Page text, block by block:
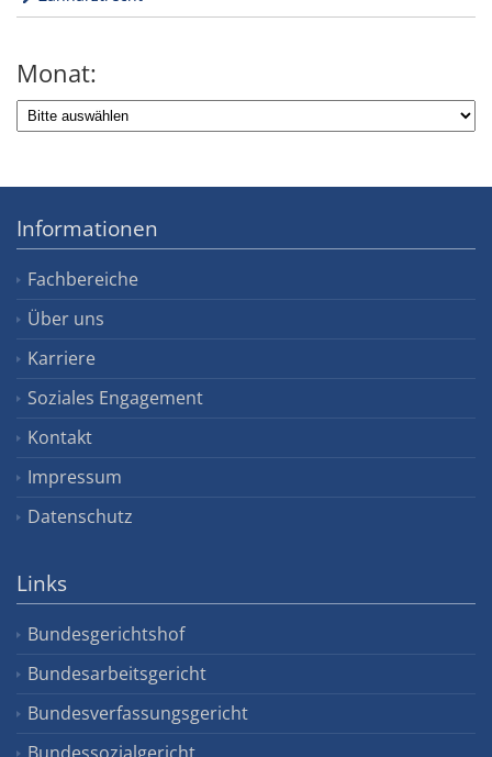
Monat:
Informationen
Fachbereiche
Über uns
Karriere
Soziales Engagement
Kontakt
Impressum
Datenschutz
Links
Bundesgerichtshof
Bundesarbeitsgericht
Bundesverfassungsgericht